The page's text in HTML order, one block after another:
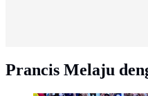
Prancis Melaju